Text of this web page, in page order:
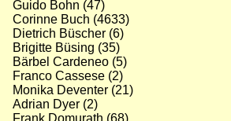
Guido Bohn (47)
Corinne Buch (4633)
Dietrich Büscher (6)
Brigitte Büsing (35)
Bärbel Cardeneo (5)
Franco Cassese (2)
Monika Deventer (21)
Adrian Dyer (2)